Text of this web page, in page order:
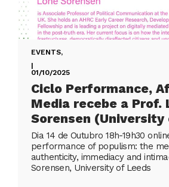
EVENTS,
|
01/10/2025
Ciclo Performance,
Media recebe a Prof.
Sorensen (University
Dia 14 de Outubro 18h-19h30
performance of populism: the
authenticity, immediacy and
Sorensen, University of Leeds